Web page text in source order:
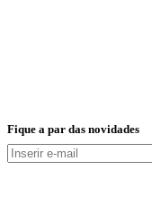
Fique a par das novidades